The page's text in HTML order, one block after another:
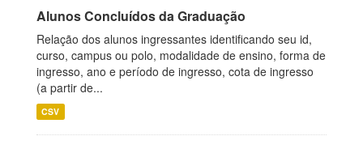
Alunos Concluídos da Graduação
Relação dos alunos ingressantes identificando seu id,
curso, campus ou polo, modalidade de ensino, forma de
ingresso, ano e período de ingresso, cota de ingresso
(a partir de...
CSV